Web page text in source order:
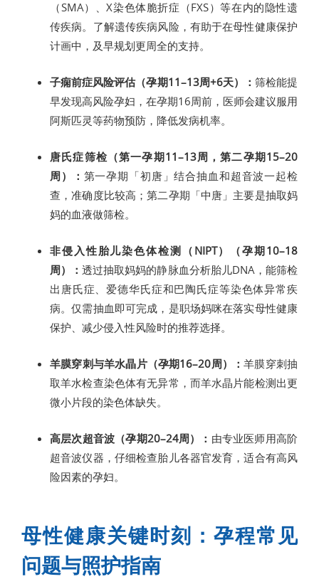
（SMA）、X染色体脆折症（FXS）等在内的隐性遗
传疾病。了解遗传疾病风险，有助于在母性健康保护
计画中，及早规划更周全的支持。
子痫前症风险评估（孕期11–13周+6天）： 筛检能提
早发现高风险孕妇，在孕期16周前，医师会建议服用
阿斯匹灵等药物预防，降低发病机率。
唐氏症筛检（第一孕期11–13周，第二孕期15–20
周）： 第一孕期「初唐」结合抽血和超音波一起检
查，准确度比较高；第二孕期「中唐」主要是抽取妈
妈的血液做筛检。
非侵入性胎儿染色体检测（NIPT）（孕期10–18
周）：透过抽取妈妈的静脉血分析胎儿DNA，能筛检
出唐氏症、爱德华氏症和巴陶氏症等染色体异常疾
病。仅需抽血即可完成，是职场妈咪在落实母性健康
保护、减少侵入性风险时的推荐选择。
羊膜穿刺与羊水晶片（孕期16–20周）：羊膜穿刺抽
取羊水检查染色体有无异常，而羊水晶片能检测出更
微小片段的染色体缺失。
高层次超音波（孕期20–24周）： 由专业医师用高阶
超音波仪器，仔细检查胎儿各器官发育，适合有高风
险因素的孕妇。
母性健康关键时刻：孕程常见
问题与照护指南